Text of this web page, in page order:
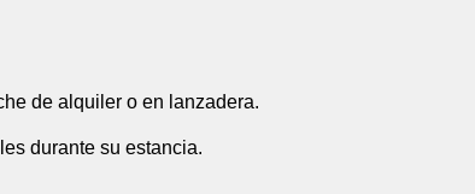
de alquiler o en lanzadera.
durante su estancia.